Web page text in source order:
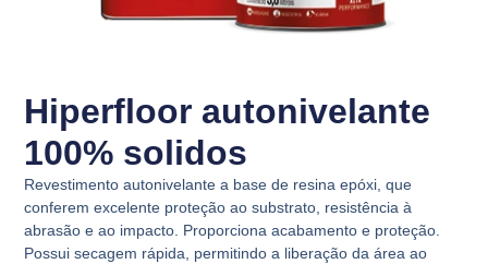
Hiperfloor autonivelante
100% solidos
Revestimento autonivelante a base de resina epóxi, que
conferem excelente proteção ao substrato, resistência à
abrasão e ao impacto. Proporciona acabamento e proteção.
Possui secagem rápida, permitindo a liberação da área ao